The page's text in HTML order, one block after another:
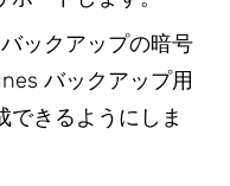
ックアップの暗号
バックアップ用
できるようにしま